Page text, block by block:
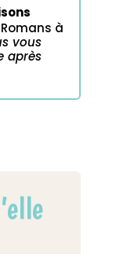
à
vous
après